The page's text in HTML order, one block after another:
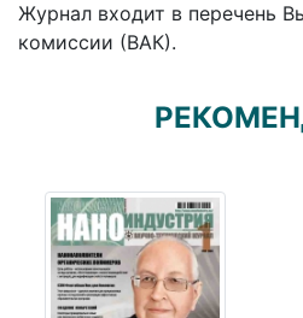
Журнал входит в перечень
комиссии (ВАК).